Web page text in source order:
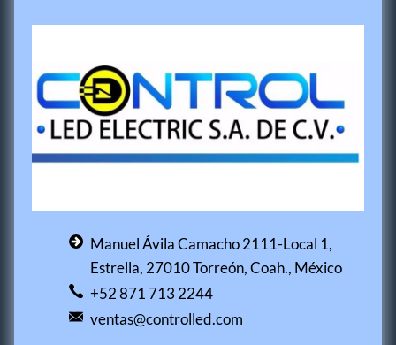
Manuel Ávila Camacho 2111-Local 1,
Estrella, 27010 Torreón, Coah., México
+52 871 713 2244
ventas@controlled.com